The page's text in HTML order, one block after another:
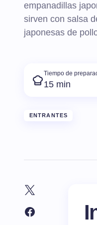
empanadillas
sirven con salsa
japonesas de
Tiempo de
15 min
ENTRANTES